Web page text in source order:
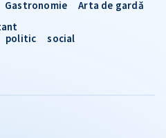
Gastronomie
Arta de gardă
politic social